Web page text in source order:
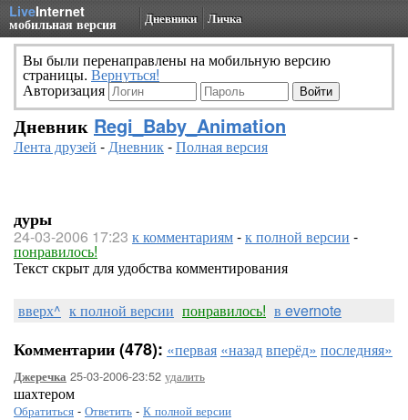
LiveInternet
мобильная версия Дневники Личка
Вы были перенаправлены на мобильную версию
страницы. Вернуться!
Авторизация
Дневник Regi_Baby_Animation
Лента друзей -Дневник-Полная версия
дуры
24-03-2006 17:23 к комментариям-к полной версии -
понравилось!
Текст скрыт для удобства комментирования
вверх^ к полной версии понравилось! в evernote
Комментарии (478): «первая «назадвперёд» последняя»
Джеречка 25-03-2006-23:52 удалить
шахтером
Обратиться - Ответить - К полной версии